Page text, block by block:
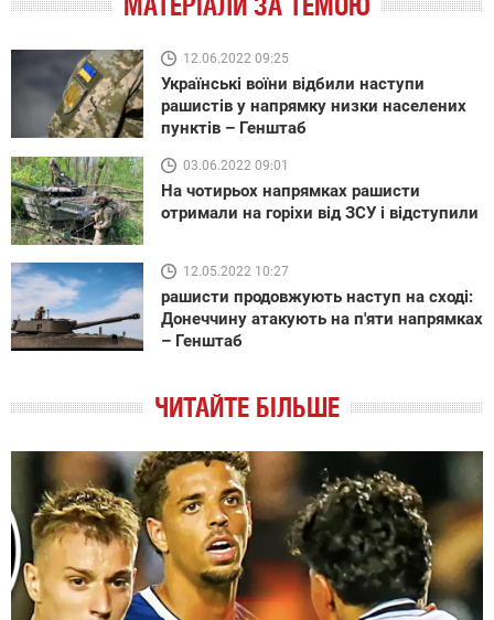
12.06.2022 09:25
Українські воїни відбили наступи
рашистів у напрямку низки населених
пунктів – Генштаб
03.06.2022 09:01
На чотирьох напрямках рашисти
отримали на горіхи від ЗСУ і відступили
12.05.2022 10:27
рашисти продовжують наступ на сході:
Донеччину атакують на п'яти напрямках
– Генштаб
ЧИТАЙТЕ БІЛЬШЕ